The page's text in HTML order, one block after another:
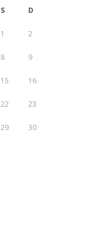
S D
1 2
8 9
15 16
22 23
29 30